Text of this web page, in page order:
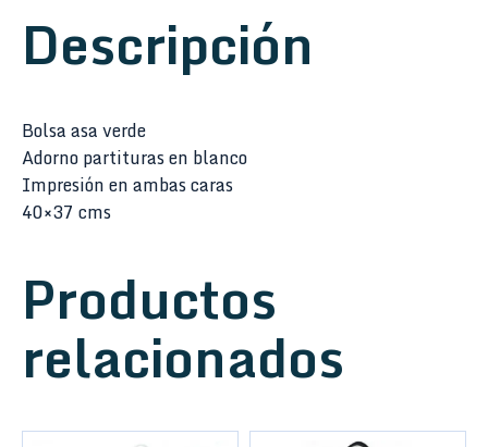
Descripción
Bolsa asa verde
Adorno partituras en blanco
Impresión en ambas caras
40×37 cms
Productos
relacionados